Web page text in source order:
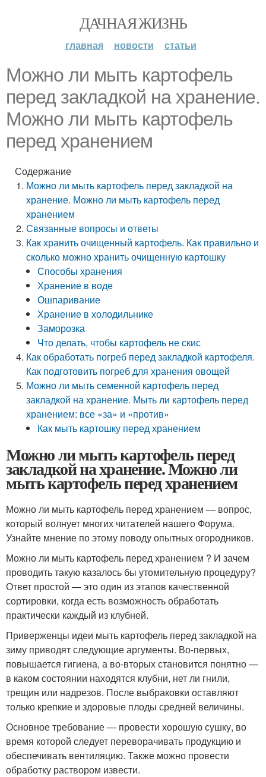
ДАЧНАЯ ЖИЗНЬ
главная новости статьи
Можно ли мыть картофель
перед закладкой на хранение.
Можно ли мыть картофель
перед хранением
Содержание
Можно ли мыть картофель перед закладкой на
хранение. Можно ли мыть картофель перед
хранением
Связанные вопросы и ответы
Как хранить очищенный картофель. Как правильно и
сколько можно хранить очищенную картошку
Способы хранения
Хранение в воде
Ошпаривание
Хранение в холодильнике
Заморозка
Что делать, чтобы картофель не скис
Как обработать погреб перед закладкой картофеля.
Как подготовить погреб для хранения овощей
Можно ли мыть семенной картофель перед
закладкой на хранение. Мыть ли картофель перед
хранением: все «за» и «против»
Как мыть картошку перед хранением
Можно ли мыть картофель перед
закладкой на хранение. Можно ли
мыть картофель перед хранением
Можно ли мыть картофель перед хранением — вопрос,
который волнует многих читателей нашего Форума.
Узнайте мнение по этому поводу опытных огородников.
Можно ли мыть картофель перед хранением ? И зачем
проводить такую казалось бы утомительную процедуру?
Ответ простой — это один из этапов качественной
сортировки, когда есть возможность обработать
практически каждый из клубней.
Приверженцы идеи мыть картофель перед закладкой на
зиму приводят следующие аргументы. Во-первых,
повышается гигиена, а во-вторых становится понятно —
в каком состоянии находятся клубни, нет ли гнили,
трещин или надрезов. После выбраковки оставляют
только крепкие и здоровые плоды средней величины.
Основное требование — провести хорошую сушку, во
время которой следует переворачивать продукцию и
обеспечивать вентиляцию. Также можно провести
обработку раствором извести.